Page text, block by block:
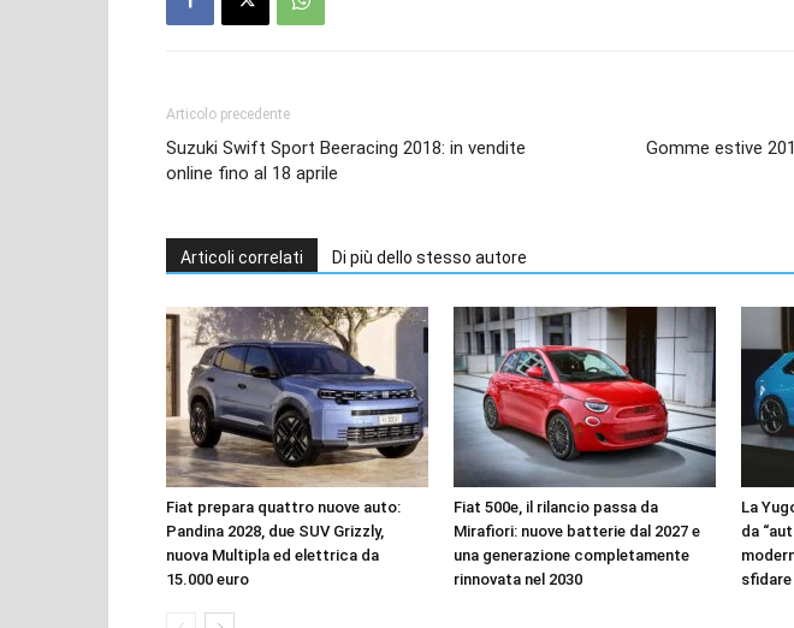
Articolo precedente
Suzuki Swift Sport Beeracing 2018: in vendite
online fino al 18 aprile
Gomme estive
Articoli correlati Di più dello stesso autore
Fiat prepara quattro nuove auto:
Pandina 2028, due SUV Grizzly,
nuova Multipla ed elettrica da
15.000 euro
Fiat 500e, il rilancio passa da
Mirafiori: nuove batterie dal 2027 e
una generazione completamente
rinnovata nel 2030
La
da
sfidare